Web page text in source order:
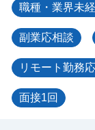
職種・業界未
副業応相談
リモート勤務
面接1回